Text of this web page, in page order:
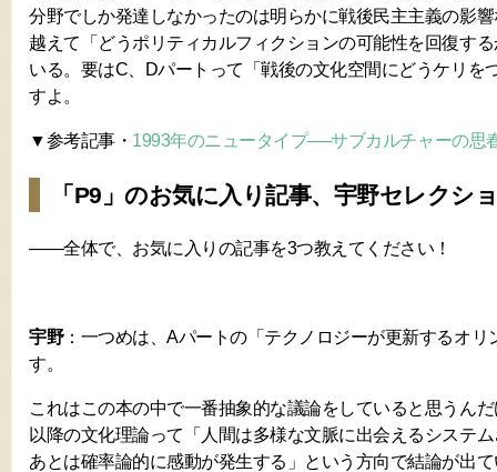
分野でしか発達しなかったのは明らかに戦後民主主義の影
越えて「どうポリティカルフィクションの可能性を回復す
いる。要はC、Dパートって「戦後の文化空間にどうケリを
すよ。
▼参考記事・ 1993年のニュータイプ──サブカルチャーの思
「P9」のお気に入り記事、宇野セレクシ
――全体で、お気に入りの記事を3つ教えてください！
宇野：一つめは、Aパートの「テクノロジーが更新するオリ
す。
これはこの本の中で一番抽象的な議論をしていると思うん
以降の文化理論って「人間は多様な文脈に出会えるシステ
あとは確率論的に感動が発生する」という方向で結論が出